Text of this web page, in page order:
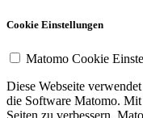
Cookie Einstellungen
Matomo Cookie
Diese Webseite
die Software Matomo.
Seiten zu verbessern.